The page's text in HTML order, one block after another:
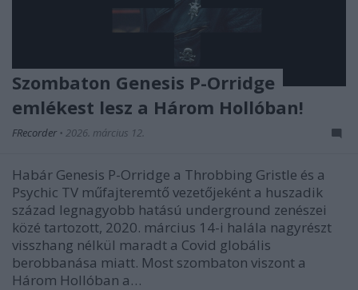
Szombaton Genesis P-Orridge
emlékest lesz a Három Hollóban!
FRecorder • 2026. március 12.
Habár Genesis P-Orridge a Throbbing Gristle és a
Psychic TV műfajteremtő vezetőjeként a huszadik
század legnagyobb hatású underground zenészei
közé tartozott, 2020. március 14-i halála nagyrészt
visszhang nélkül maradt a Covid globális
berobbanása miatt. Most szombaton viszont a
Három Hollóban a…